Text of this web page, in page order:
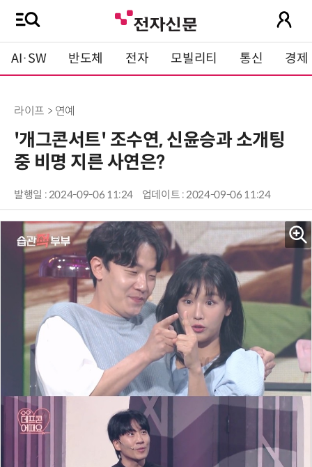
AI·SW 반도체 전자 모빌리티 통신 경제
라이프 > 연예
'개그콘서트' 조수연, 신윤승과 소개팅
중 비명 지른 사연은?
발행일 : 2024-09-06 11:24 업데이트 : 2024-09-06 11:24